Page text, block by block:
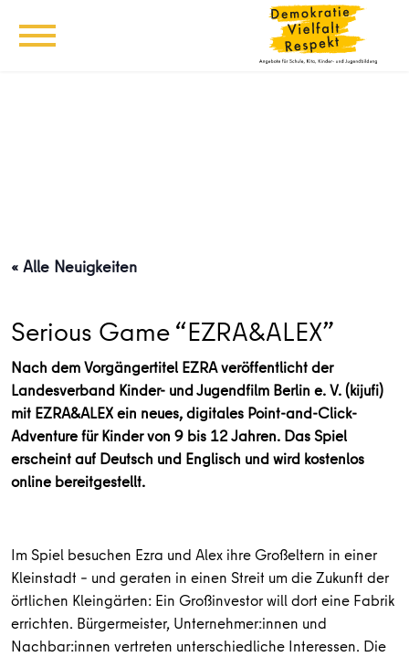
« Alle Neuigkeiten
Serious Game “EZRA&ALEX”
Nach dem Vorgängertitel EZRA veröffentlicht der
Landesverband Kinder- und Jugendfilm Berlin e. V. (kijufi)
mit EZRA&ALEX ein neues, digitales Point-and-Click-
Adventure für Kinder von 9 bis 12 Jahren. Das Spiel
erscheint auf Deutsch und Englisch und wird kostenlos
online bereitgestellt.
Im Spiel besuchen Ezra und Alex ihre Großeltern in einer
Kleinstadt – und geraten in einen Streit um die Zukunft der
örtlichen Kleingärten: Ein Großinvestor will dort eine Fabrik
errichten. Bürgermeister, Unternehmer:innen und
Nachbar:innen vertreten unterschiedliche Interessen. Die